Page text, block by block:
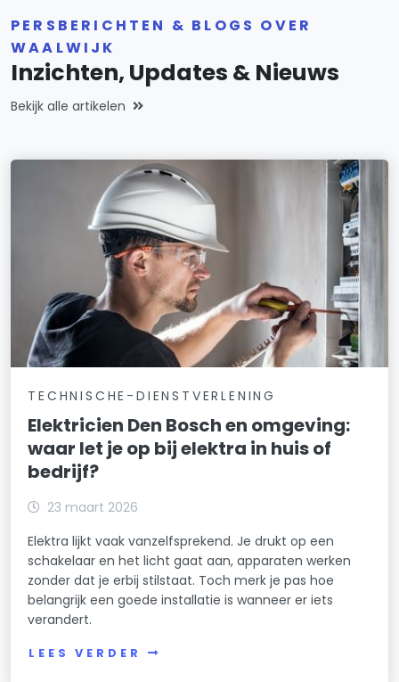
PERSBERICHTEN & BLOGS OVER
WAALWIJK
Inzichten, Updates & Nieuws
Bekijk alle artikelen
TECHNISCHE-DIENSTVERLENING
Elektricien Den Bosch en omgeving:
waar let je op bij elektra in huis of
bedrijf?
23 maart 2026
Elektra lijkt vaak vanzelfsprekend. Je drukt op een
schakelaar en het licht gaat aan, apparaten werken
zonder dat je erbij stilstaat. Toch merk je pas hoe
belangrijk een goede installatie is wanneer er iets
verandert.
LEES VERDER